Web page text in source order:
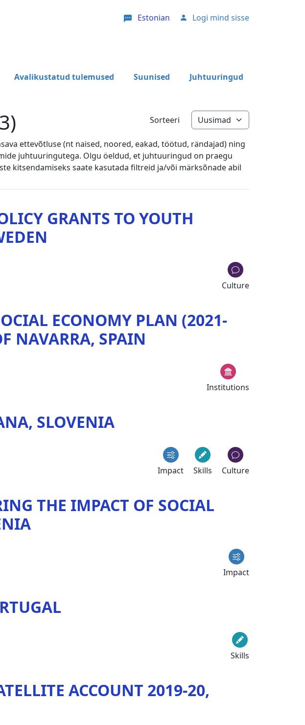
Estonian User account menu
Logi mind sisse
Avalikustatud tulemused Suunised Juhtuuringud
Sorteeri
ettevõtluse (nt naised, noored, eakad, töötud, rändajad) ning
juhtuuringutega. Olgu öeldud, et juhtuuringud on praegu
kitsendamiseks saate kasutada filtreid ja/või märksõnade abil
GRANTS TO YOUTH
Culture
ECONOMY PLAN (2021-
NAVARRA, SPAIN
Institutions
SLOVENIA
Impact
Skills Culture
THE IMPACT OF SOCIAL
Impact
Skills
ACCOUNT 2019-20,